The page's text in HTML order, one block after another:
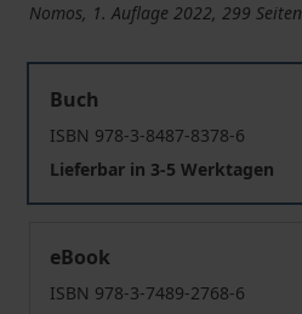
Nomos, 1. Auflage 2022, 299 Seiten
Buch
ISBN 978-3-8487-8378-6
Lieferbar in 3-5 Werktagen
eBook
ISBN 978-3-7489-2768-6